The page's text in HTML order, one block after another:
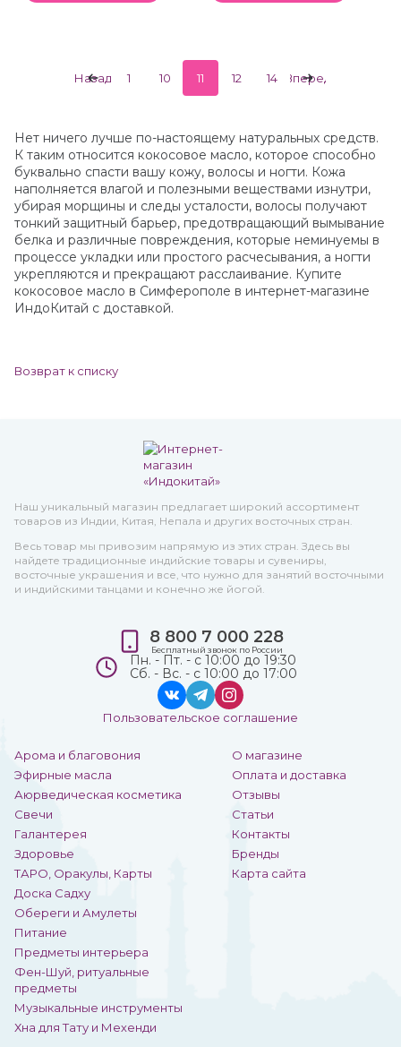
Назад 1 10 11 12 14 Вперед
Нет ничего лучше по-настоящему натуральных средств.
К таким относится кокосовое масло, которое способно
буквально спасти вашу кожу, волосы и ногти. Кожа
наполняется влагой и полезными веществами изнутри,
убирая морщины и следы усталости, волосы получают
тонкий защитный барьер, предотвращающий вымывание
белка и различные повреждения, которые неминуемы в
процессе укладки или простого расчесывания, а ногти
укрепляются и прекращают расслаивание. Купите
кокосовое масло в Симферополе в интернет-магазине
ИндоКитай с доставкой.
Возврат к списку
Наш уникальный магазин предлагает широкий ассортимент
товаров из Индии, Китая, Непала и других восточных стран.
Весь товар мы привозим напрямую из этих стран. Здесь вы
найдете традиционные индийские товары и сувениры,
восточные украшения и все, что нужно для занятий восточными
и индийскими танцами и конечно же йогой.
Арома и благовония
Эфирные масла
Аюрведическая косметика
Свечи
Галантерея
Здоровье
ТАРО, Оракулы, Карты
Доска Садху
Обереги и Амулеты
Питание
Предметы интерьера
Фен-Шуй, ритуальные
предметы
Музыкальные инструменты
Хна для Тату и Мехенди
О магазине
Оплата и доставка
Отзывы
Статьи
Контакты
Бренды
Карта сайта
8 800 7 000 228
Бесплатный звонок по России
Пн. - Пт. - с 10:00 до 19:30
Сб. - Вс. - с 10:00 до 17:00
Пользовательское соглашение